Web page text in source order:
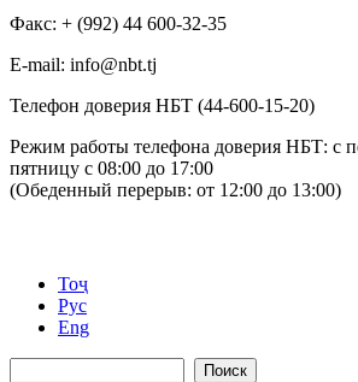
Факс: + (992) 44 600-32-35
Е-mail: info@nbt.tj
Телефон доверия НБТ (44-600-15-20)
Режим работы телефона доверия НБТ: с
пятницу с 08:00 до 17:00
(Обеденный перерыв: от 12:00 до 13:00)
Тоҷ
Рус
Eng
Поиск